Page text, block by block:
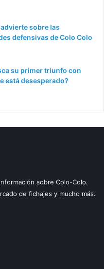
sobre las
defensivas de Colo Colo
su primer triunfo con
está desesperado?
sobre Colo-Colo.
de fichajes y mucho más.